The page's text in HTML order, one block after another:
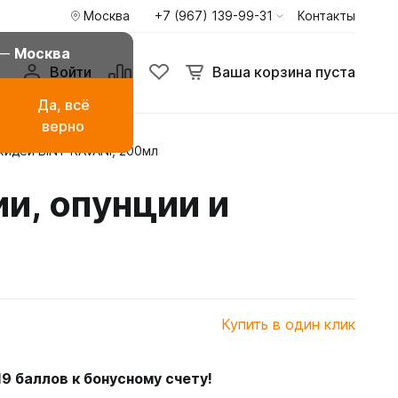
Москва
Москва
Да, всё
верно
+7 (967) 139-99-31 Контакты
Войти Ваша корзина пуста
Буркини мусульманские
Туники пиджаки кардиганы
BINT RAVANI, 200мл
опунции и
Купить в один клик
баллов к бонусному счету!